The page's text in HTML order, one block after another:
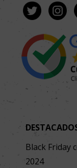
Black Friday
2024